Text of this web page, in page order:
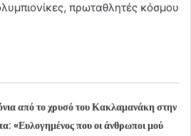
πρωταθλητές κόσμου
από το χρυσό του Κακλαμανάκη στην
«Ευλογημένος που οι άνθρωποι μού